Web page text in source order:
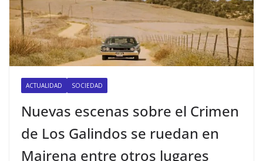
ACTUALIDAD SOCIEDAD
Nuevas escenas sobre el Crimen
de Los Galindos se ruedan en
Mairena entre otros lugares